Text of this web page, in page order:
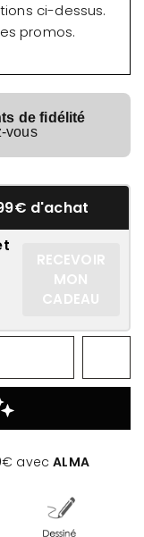
ci-dessus.
promos.
de fidélité
vous
d'achat
RECEVOIR
MON
CADEAU
avecALMA